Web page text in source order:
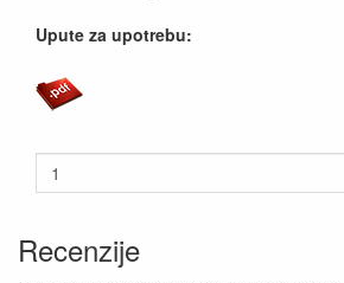
Upute za upotrebu:
Recenzije